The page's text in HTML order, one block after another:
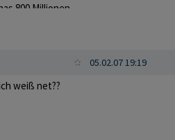
800 Millionen
Das
05.02.07 19:19
weiß net??